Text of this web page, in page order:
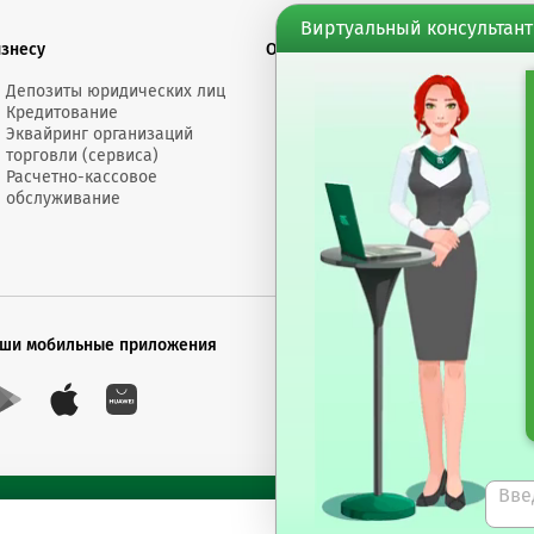
Депозиты юридических лиц
Кредитование
Эквайринг организаций
торговли (сервиса)
Расчетно-кассовое
обслуживание
О банке
вознаграждений
Пресс-центр
Банк сегодня
Счета
мобильные приложения Будь в курсе
Подписаться на
Виртуальный